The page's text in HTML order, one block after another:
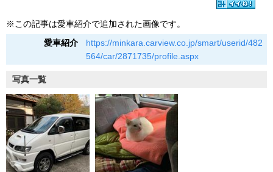
※この記事は愛車紹介で追加された画像です。
愛車紹介
https://minkara.carview.co.jp/smart/userid/482
564/car/2871735/profile.aspx
写真一覧